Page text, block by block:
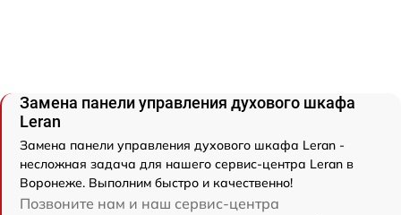
Замена панели управления духового шкафа
Leran
Замена панели управления духового шкафа Leran -
несложная задача для нашего сервис-центра Leran в
Воронеже. Выполним быстро и качественно!
Позвоните нам и наш сервис-центра